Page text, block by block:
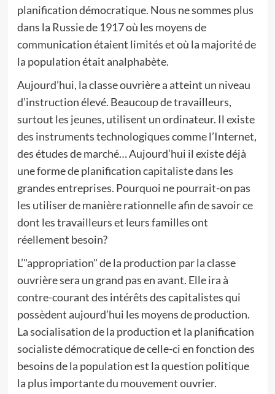
planification démocratique. Nous ne sommes plus
dans la Russie de 1917 où les moyens de
communication étaient limités et où la majorité de
la population était analphabète.
Aujourd’hui, la classe ouvrière a atteint un niveau
d’instruction élevé. Beaucoup de travailleurs,
surtout les jeunes, utilisent un ordinateur. Il existe
des instruments technologiques comme l’Internet,
des études de marché… Aujourd’hui il existe déjà
une forme de planification capitaliste dans les
grandes entreprises. Pourquoi ne pourrait-on pas
les utiliser de manière rationnelle afin de savoir ce
dont les travailleurs et leurs familles ont
réellement besoin?
L’"appropriation" de la production par la classe
ouvrière sera un grand pas en avant. Elle ira à
contre-courant des intérêts des capitalistes qui
possèdent aujourd’hui les moyens de production.
La socialisation de la production et la planification
socialiste démocratique de celle-ci en fonction des
besoins de la population est la question politique
la plus importante du mouvement ouvrier.